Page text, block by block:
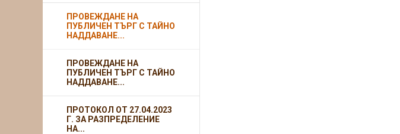
ПРОВЕЖДАНЕ НА
ПУБЛИЧЕН ТЪРГ С ТАЙНО
НАДДАВАНЕ...
ПРОВЕЖДАНЕ НА
ПУБЛИЧЕН ТЪРГ С ТАЙНО
НАДДАВАНЕ...
ПРОТОКОЛ ОТ 27.04.2023
Г. ЗА РАЗПРЕДЕЛЕНИЕ
НА...